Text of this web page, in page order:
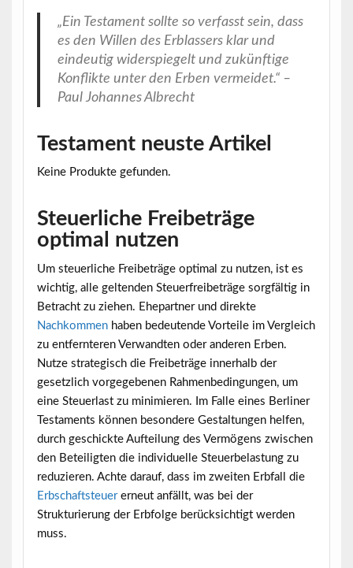
„Ein Testament sollte so verfasst sein, dass
es den Willen des Erblassers klar und
eindeutig widerspiegelt und zukünftige
Konflikte unter den Erben vermeidet.“ –
Paul Johannes Albrecht
Testament neuste Artikel
Keine Produkte gefunden.
Steuerliche Freibeträge
optimal nutzen
Um steuerliche Freibeträge optimal zu nutzen, ist es
wichtig, alle geltenden Steuerfreibeträgesorgfältig in
Betracht zu ziehen. Ehepartner und direkte
Nachkommenhaben bedeutende Vorteile im Vergleich
zu entfernteren Verwandten oder anderen Erben.
Nutze strategisch die Freibeträge innerhalb der
gesetzlich vorgegebenen Rahmenbedingungen, um
eine Steuerlast zu minimieren. Im Falle eines Berliner
Testaments können besondere Gestaltungen helfen,
durch geschickte Aufteilung des Vermögens zwischen
den Beteiligten die individuelle Steuerbelastung zu
reduzieren. Achte darauf, dass im zweiten Erbfall die
Erbschaftsteuererneut anfällt, was bei der
Strukturierung der Erbfolge berücksichtigt werden
muss.